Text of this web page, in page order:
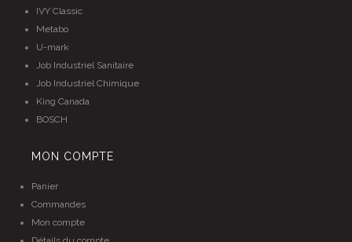
IVY Classic
Metabo
U-mark
Job Industriel Sanitaire
Job Industriel Chimique
King Canada
BOSCH
MON COMPTE
Panier
Commandes
Mon compte